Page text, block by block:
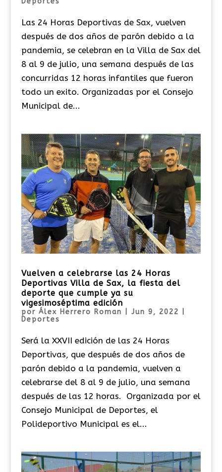
Las 24 Horas Deportivas de Sax, vuelven
después de dos años de parón debido a la
pandemia, se celebran en la Villa de Sax del
8 al 9 de julio, una semana después de las
concurridas 12 horas infantiles que fueron
todo un exito. Organizadas por el Consejo
Municipal de...
Vuelven a celebrarse las 24 Horas
Deportivas Villa de Sax, la fiesta del
deporte que cumple ya su
vigesimoséptima edición
por Álex Herrero Roman Jun 9, 2022
Deportes
Será la XXVII edición de las 24 Horas
Deportivas, que después de dos años de
parón debido a la pandemia, vuelven a
celebrarse del 8 al 9 de julio, una semana
después de las 12 horas. Organizada por el
Consejo Municipal de Deportes, el
Polideportivo Municipal es el...